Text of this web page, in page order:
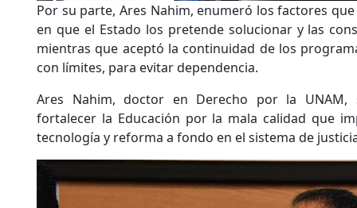
Por su parte, Ares Nahim, enumeró los factores
en que el Estado los pretende solucionar y las
mientras que aceptó la continuidad de los
con límites, para evitar dependencia.
Ares Nahim, doctor en Derecho por la UNAM,
fortalecer la Educación por la mala calidad que
tecnología y reforma a fondo en el sistema de